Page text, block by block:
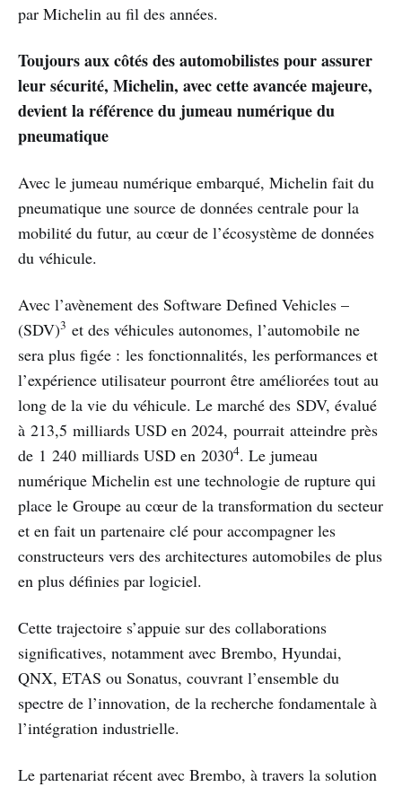
par Michelin au fil des années.
Toujours aux côtés des automobilistes pour assurer
leur sécurité, Michelin, avec cette avancée majeure,
devient la référence du jumeau numérique du
pneumatique
Avec le jumeau numérique embarqué, Michelin fait du
pneumatique une source de données centrale pour la
mobilité du futur, au cœur de l’écosystème de données
du véhicule.
Avec l’avènement des Software Defined Vehicles –
(SDV)3 et des véhicules autonomes, l’automobile ne
sera plus figée : les fonctionnalités, les performances et
l’expérience utilisateur pourront être améliorées tout au
long de la vie du véhicule. Le marché des SDV, évalué
à 213,5 milliards USD en 2024, pourrait atteindre près
de 1 240 milliards USD en 20304. Le jumeau
numérique Michelin est une technologie de rupture qui
place le Groupe au cœur de la transformation du secteur
et en fait un partenaire clé pour accompagner les
constructeurs vers des architectures automobiles de plus
en plus définies par logiciel.
Cette trajectoire s’appuie sur des collaborations
significatives, notamment avec Brembo, Hyundai,
QNX, ETAS ou Sonatus, couvrant l’ensemble du
spectre de l’innovation, de la recherche fondamentale à
l’intégration industrielle.
Le partenariat récent avec Brembo, à travers la solution